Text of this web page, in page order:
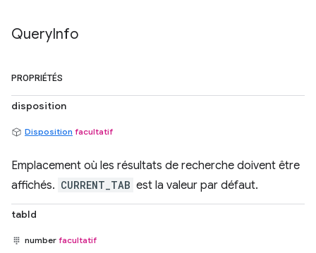
QueryInfo
PROPRIÉTÉS
disposition
Disposition facultatif
Emplacement où les résultats de recherche doivent être
affichés. CURRENT_TAB est la valeur par défaut.
tabId
number facultatif